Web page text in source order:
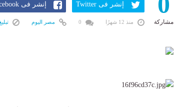
مشاركة
إنشر فى Twitter إنشر فى Facebook
منذ 12 شهرًا مصر اليوم تبليغ